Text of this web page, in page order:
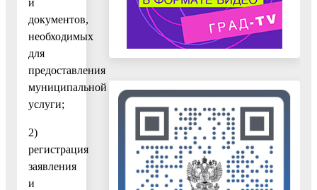
документов,
необходимых
для
предоставления
муниципальной
услуги;
2)
регистрация
заявления
и